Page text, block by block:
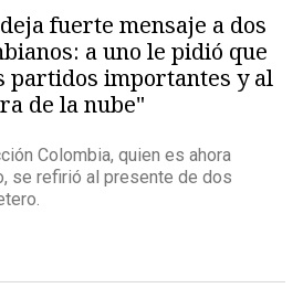
fuerte mensaje a dos
a uno le pidió que
partidos importantes y al
de la nube"
Colombia, quien es ahora
se refirió al presente de dos